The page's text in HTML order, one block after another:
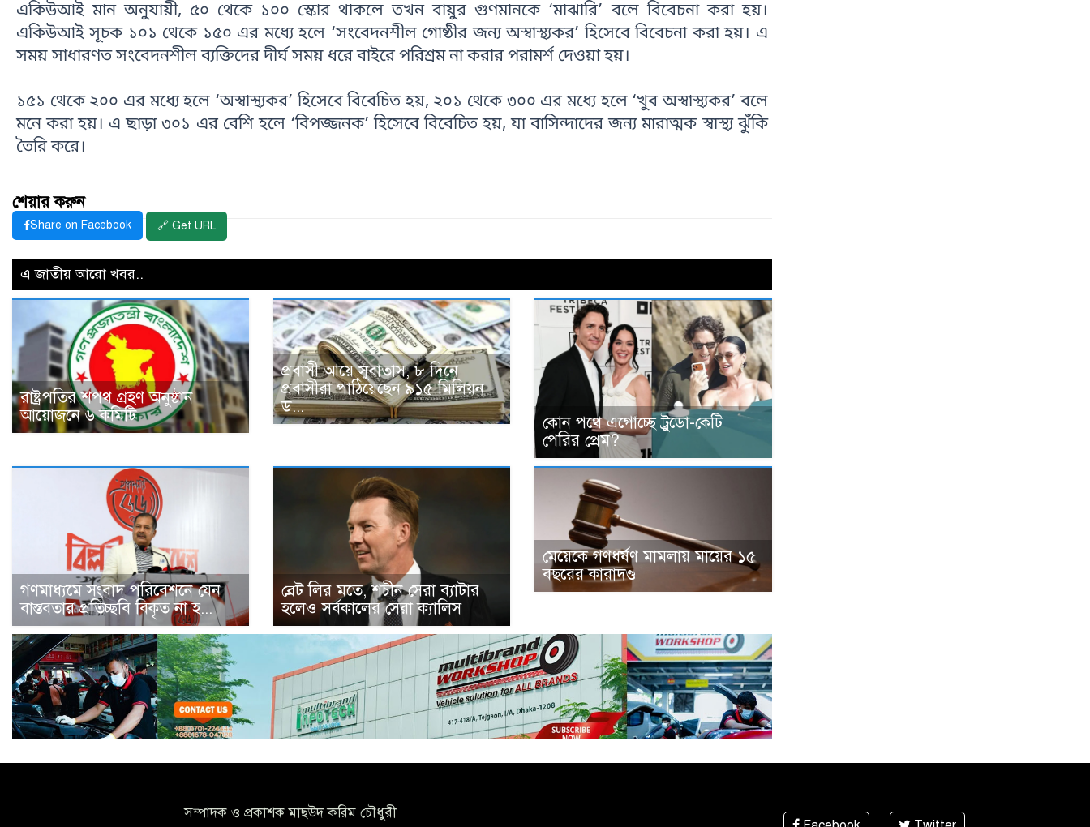
একিউআই মান অনুযায়ী, ৫০ থেকে ১০০ স্কোর থাকলে তখন বায়ুর গুণমানকে ‘মাঝারি’ বলে বিবেচনা করা হয়।
একিউআই সূচক ১০১ থেকে ১৫০ এর মধ্যে হলে ‘সংবেদনশীল গোষ্ঠীর জন্য অস্বাস্থ্যকর’ হিসেবে বিবেচনা করা হয়। এ
সময় সাধারণত সংবেদনশীল ব্যক্তিদের দীর্ঘ সময় ধরে বাইরে পরিশ্রম না করার পরামর্শ দেওয়া হয়।
১৫১ থেকে ২০০ এর মধ্যে হলে ‘অস্বাস্থ্যকর’ হিসেবে বিবেচিত হয়, ২০১ থেকে ৩০০ এর মধ্যে হলে ‘খুব অস্বাস্থ্যকর’ বলে
মনে করা হয়। এ ছাড়া ৩০১ এর বেশি হলে ‘বিপজ্জনক’ হিসেবে বিবেচিত হয়, যা বাসিন্দাদের জন্য মারাত্মক স্বাস্থ্য ঝুঁকি
তৈরি করে।
শেয়ার করুন
Share on Facebook 🔗 Get URL
এ জাতীয় আরো খবর..
রাষ্ট্রপতির শপথ গ্রহণ অনুষ্ঠান
আয়োজনে ৬ কমিটি
প্রবাসী আয়ে সুবাতাস, ৮ দিনে
প্রবাসীরা পাঠিয়েছেন ৯১৫ মিলিয়ন
ড...
কোন পথে এগোচ্ছে ট্রুডো-কেটি
পেরির প্রেম?
গণমাধ্যমে সংবাদ পরিবেশনে যেন
বাস্তবতার প্রতিচ্ছবি বিকৃত না হ...
ব্রেট লির মতে, শচীন সেরা ব্যাটার
হলেও সর্বকালের সেরা ক্যালিস
মেয়েকে গণধর্ষণ মামলায় মায়ের ১৫
বছরের কারাদণ্ড
সম্পাদক ও প্রকাশক মাছউদ করিম চৌধুরী